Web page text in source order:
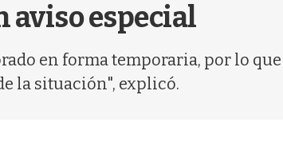
aviso especial
en forma temporaria, por lo
la situación", explicó.